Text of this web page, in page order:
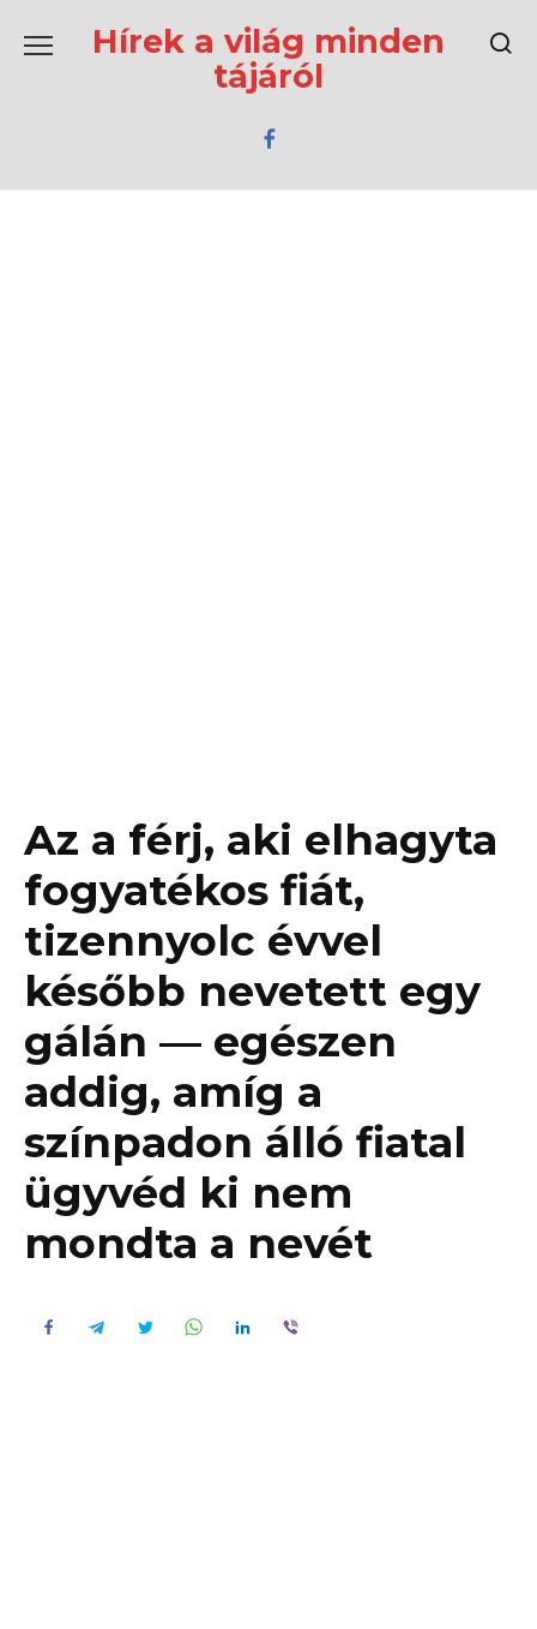
содержаниюHírek a világ minden
tájáról
Az a férj, aki elhagyta
fogyatékos fiát,
tizennyolc évvel
később nevetett egy
gálán — egészen
addig, amíg a
színpadon álló fiatal
ügyvéd ki nem
mondta a nevét